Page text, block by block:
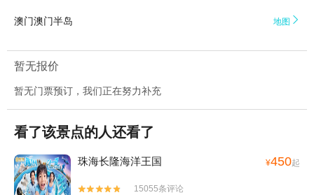
澳门澳门半岛 地图 
暂无报价
暂无门票预订，我们正在努力补充
看了该景点的人还看了
珠海长隆海洋王国 ¥450起


15055条评论